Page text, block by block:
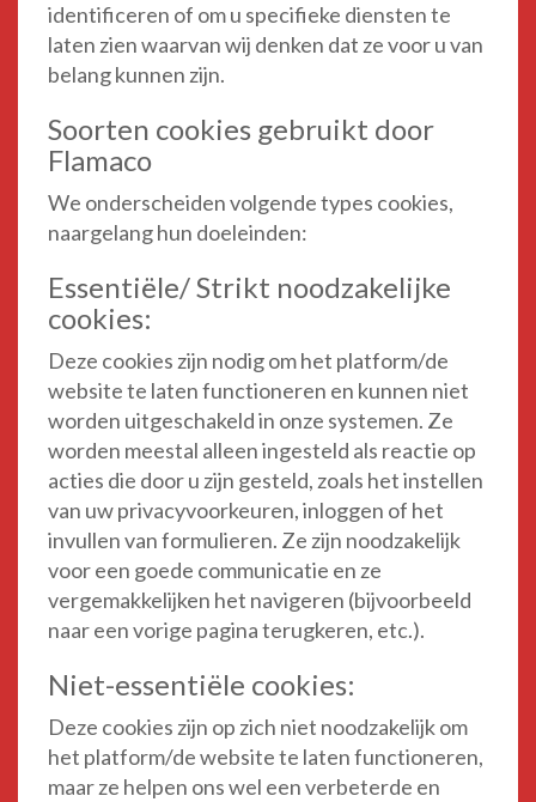
identificeren of om u specifieke diensten te
laten zien waarvan wij denken dat ze voor u van
belang kunnen zijn.
Soorten cookies gebruikt door
Flamaco
We onderscheiden volgende types cookies,
naargelang hun doeleinden:
Essentiële/ Strikt noodzakelijke
cookies:
Deze cookies zijn nodig om het platform/de
website te laten functioneren en kunnen niet
worden uitgeschakeld in onze systemen. Ze
worden meestal alleen ingesteld als reactie op
acties die door u zijn gesteld, zoals het instellen
van uw privacyvoorkeuren, inloggen of het
invullen van formulieren. Ze zijn noodzakelijk
voor een goede communicatie en ze
vergemakkelijken het navigeren (bijvoorbeeld
naar een vorige pagina terugkeren, etc.).
Niet-essentiële cookies:
Deze cookies zijn op zich niet noodzakelijk om
het platform/de website te laten functioneren,
maar ze helpen ons wel een verbeterde en